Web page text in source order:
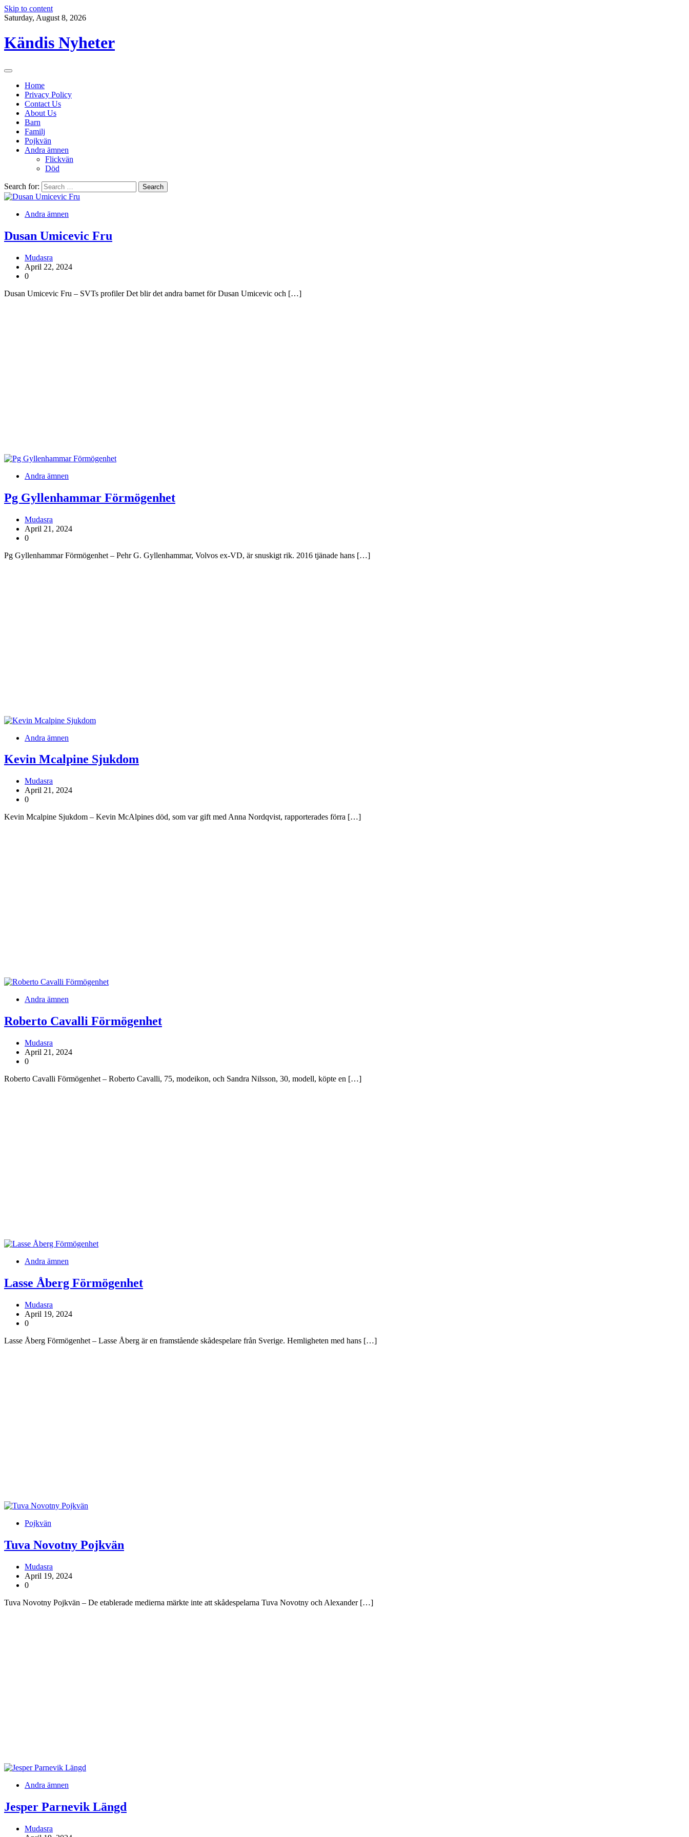
Skip to content
Saturday, August 8, 2026
Kändis Nyheter
Home
Privacy Policy
Contact Us
About Us
Barn
Familj
Pojkvän
Andra ämnen
Flickvän
Död
Search for:
Andra ämnen
Dusan Umicevic Fru
Mudasra
April 22, 2024
0
Dusan Umicevic Fru – SVTs profiler Det blir det andra barnet för Dusan Umicevic och […]
Andra ämnen
Pg Gyllenhammar Förmögenhet
Mudasra
April 21, 2024
0
Pg Gyllenhammar Förmögenhet – Pehr G. Gyllenhammar, Volvos ex-VD, är snuskigt rik. 2016 tjänade hans […]
Andra ämnen
Kevin Mcalpine Sjukdom
Mudasra
April 21, 2024
0
Kevin Mcalpine Sjukdom – Kevin McAlpines död, som var gift med Anna Nordqvist, rapporterades förra […]
Andra ämnen
Roberto Cavalli Förmögenhet
Mudasra
April 21, 2024
0
Roberto Cavalli Förmögenhet – Roberto Cavalli, 75, modeikon, och Sandra Nilsson, 30, modell, köpte en […]
Andra ämnen
Lasse Åberg Förmögenhet
Mudasra
April 19, 2024
0
Lasse Åberg Förmögenhet – Lasse Åberg är en framstående skådespelare från Sverige. Hemligheten med hans […]
Pojkvän
Tuva Novotny Pojkvän
Mudasra
April 19, 2024
0
Tuva Novotny Pojkvän – De etablerade medierna märkte inte att skådespelarna Tuva Novotny och Alexander […]
Andra ämnen
Jesper Parnevik Längd
Mudasra